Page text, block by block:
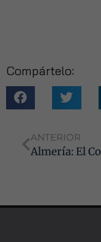
Compártelo:
ANTERIOR